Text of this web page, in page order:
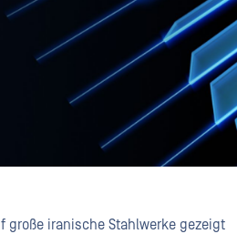
große iranische Stahlwerke gezeigt